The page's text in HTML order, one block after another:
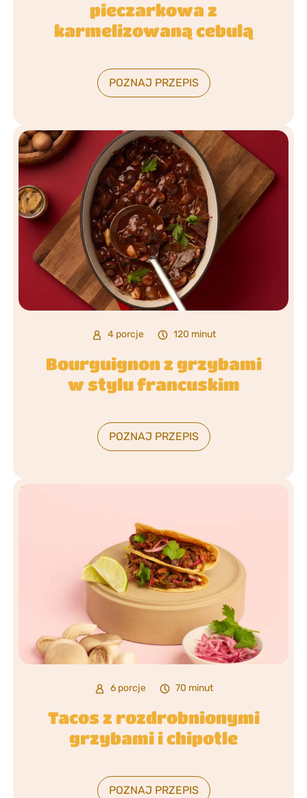
pieczarkowa z
karmelizowaną cebulą
POZNAJ PRZEPIS
4 porcje 120 minut
Bourguignon z grzybami
w stylu francuskim
POZNAJ PRZEPIS
6 porcje 70 minut
Tacos z rozdrobnionymi
grzybami i chipotle
POZNAJ PRZEPIS